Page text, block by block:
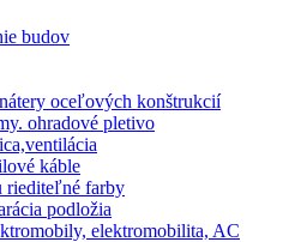
budov
oceľových konštrukcií
ohradové pletivo
káble
riediteľné farby
podložia
elektromobilita, AC